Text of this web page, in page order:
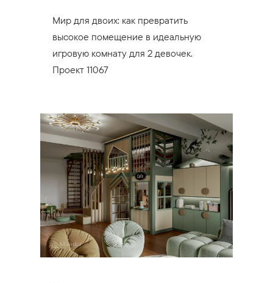
Мир для двоих: как превратить
высокое помещение в идеальную
игровую комнату для 2 девочек.
Проект 11067